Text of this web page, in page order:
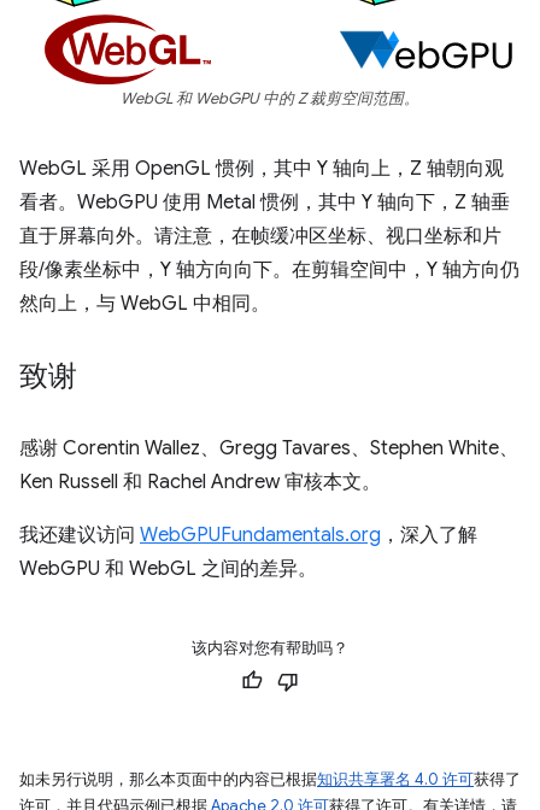
WebGL 和 WebGPU 中的 Z 裁剪空间范围。
WebGL 采用 OpenGL 惯例，其中 Y 轴向上，Z 轴朝向观
看者。WebGPU 使用 Metal 惯例，其中 Y 轴向下，Z 轴垂
直于屏幕向外。请注意，在帧缓冲区坐标、视口坐标和片
段/像素坐标中，Y 轴方向向下。在剪辑空间中，Y 轴方向仍
然向上，与 WebGL 中相同。
致谢
感谢 Corentin Wallez、Gregg Tavares、Stephen White、
Ken Russell 和 Rachel Andrew 审核本文。
我还建议访问 WebGPUFundamentals.org ，深入了解
WebGPU 和 WebGL 之间的差异。
该内容对您有帮助吗？
如未另行说明，那么本页面中的内容已根据知识共享署名 4.0 许可获得了